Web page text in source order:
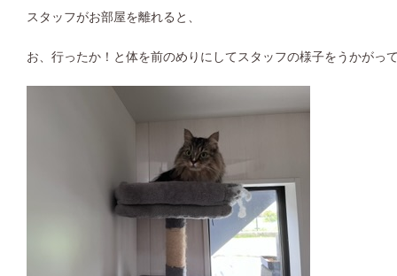
スタッフがお部屋を離れると、
お、行ったか！と体を前のめりにしてスタッフの様子をうかがっ